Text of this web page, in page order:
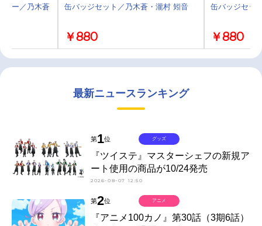
ダー／乃木蒼
缶バッジセット／乃木蒼・瀧村 矧音
￥880
缶バッジセッ
￥880
最新ニュースランキング
第1位
『ツイステ』マスターシェフの新規ア
ート使用の商品が10/24発売
2026-08-07 12:50
グッズ
第2位
『アニメ100カノ』第30話（3期6話）
アニメ